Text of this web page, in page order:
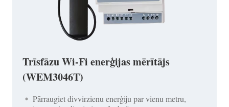
Trīsfāzu Wi-Fi enerģijas mērītājs
(WEM3046T)
Pārraugiet divvirzienu enerģiju par vienu metru,